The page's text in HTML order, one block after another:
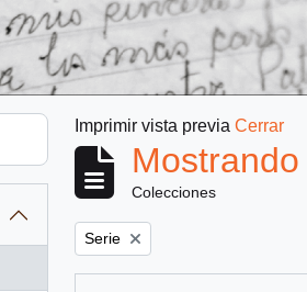
Imprimir vista previa Cerrar
Colecciones
Remove filter:
Serie